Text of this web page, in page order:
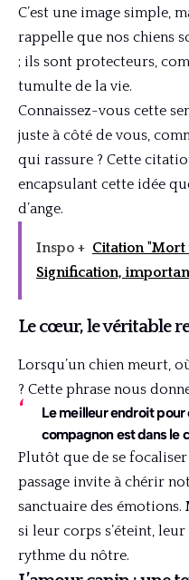
C’est une image simple,
rappelle que nos chiens
; ils sont protecteurs,
tumulte de la vie.
Connaissez-vous cette
juste à côté de vous,
qui rassure ? Cette
encapsulant cette idée
d’ange.
Inspo + Citation
Signification,
Le cœur, le véritable
Lorsqu’un chien meurt,
? Cette phrase nous
Le meilleur endroit
compagnon est dans le
Plutôt que de se
passage invite à chérir
sanctuaire des émotions.
si leur corps s’éteint,
rythme du nôtre.